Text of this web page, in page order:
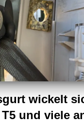
wickelt
und viele